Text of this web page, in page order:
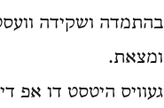
בהתמדה ושקידה
ומצאת.
געוויס היטסט דו אפ